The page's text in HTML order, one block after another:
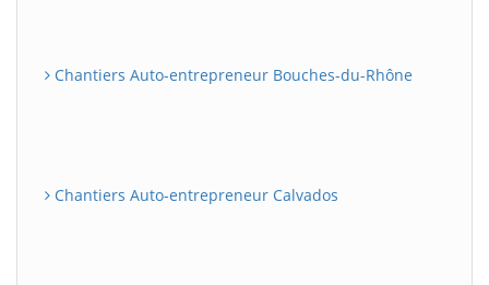
Chantiers Auto-entrepreneur Bouches-du-Rhône
Chantiers Auto-entrepreneur Calvados